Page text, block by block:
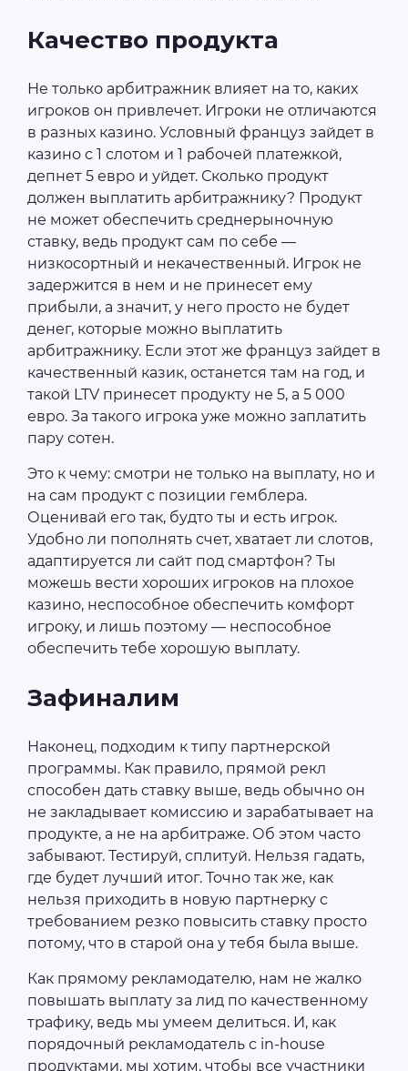
Качество продукта
Не только арбитражник влияет на то, каких
игроков он привлечет. Игроки не отличаются
в разных казино. Условный француз зайдет в
казино с 1 слотом и 1 рабочей платежкой,
депнет 5 евро и уйдет. Сколько продукт
должен выплатить арбитражнику? Продукт
не может обеспечить среднерыночную
ставку, ведь продукт сам по себе —
низкосортный и некачественный. Игрок не
задержится в нем и не принесет ему
прибыли, а значит, у него просто не будет
денег, которые можно выплатить
арбитражнику. Если этот же француз зайдет в
качественный казик, останется там на год, и
такой LTV принесет продукту не 5, а 5 000
евро. За такого игрока уже можно заплатить
пару сотен.
Это к чему: смотри не только на выплату, но и
на сам продукт с позиции гемблера.
Оценивай его так, будто ты и есть игрок.
Удобно ли пополнять счет, хватает ли слотов,
адаптируется ли сайт под смартфон? Ты
можешь вести хороших игроков на плохое
казино, неспособное обеспечить комфорт
игроку, и лишь поэтому — неспособное
обеспечить тебе хорошую выплату.
Зафиналим
Наконец, подходим к типу партнерской
программы. Как правило, прямой рекл
способен дать ставку выше, ведь обычно он
не закладывает комиссию и зарабатывает на
продукте, а не на арбитраже. Об этом часто
забывают. Тестируй, сплитуй. Нельзя гадать,
где будет лучший итог. Точно так же, как
нельзя приходить в новую партнерку с
требованием резко повысить ставку просто
потому, что в старой она у тебя была выше.
Как прямому рекламодателю, нам не жалко
повышать выплату за лид по качественному
трафику, ведь мы умеем делиться. И, как
порядочный рекламодатель с in-house
продуктами, мы хотим, чтобы все участники